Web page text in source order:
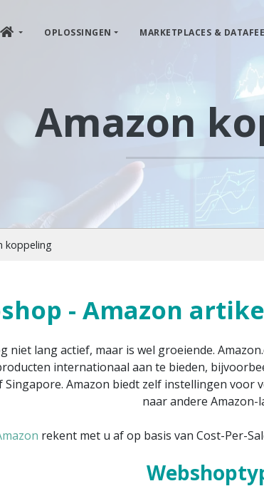
OPLOSSINGEN MARKETPLACES &
Amazon
koppeling
- Amazon
niet lang actief, maar is wel groeiende.
internationaal aan te bieden,
Singapore. Amazon biedt zelf instellingen voor
naar andere Amazon-
rekent met u af op basis van Cost-Per-